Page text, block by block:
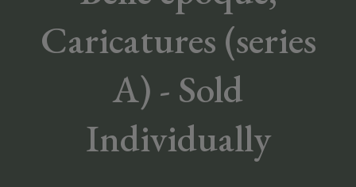
Caricatures (series
A) - Sold
Individually